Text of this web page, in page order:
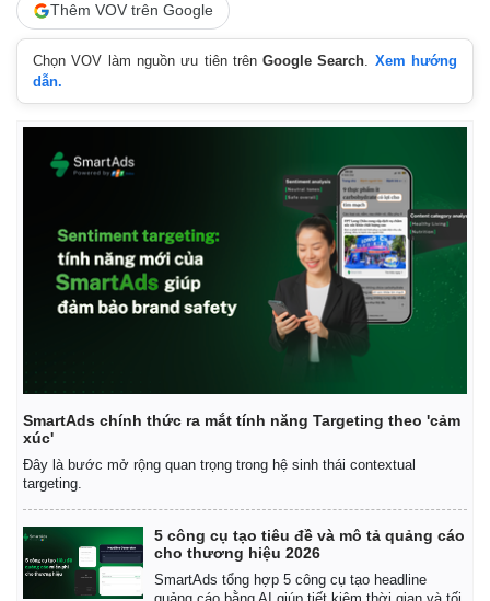
Thêm VOV trên Google
Chọn VOV làm nguồn ưu tiên trênGoogle Search. Xem hướng
dẫn.
SmartAds chính thức ra mắt tính năng Targeting theo 'cảm
xúc'
Đây là bước mở rộng quan trọng trong hệ sinh thái contextual
targeting.
5 công cụ tạo tiêu đề và mô tả quảng cáo
cho thương hiệu 2026
SmartAds tổng hợp 5 công cụ tạo headline